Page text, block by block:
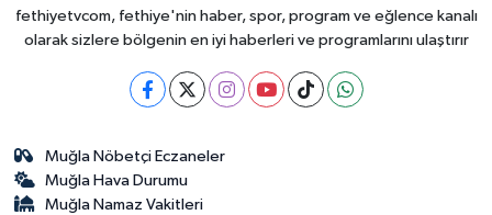
fethiyetvcom, fethiye'nin haber, spor, program ve eğlence kanalı
olarak sizlere bölgenin en iyi haberleri ve programlarını ulaştırır
Muğla Nöbetçi Eczaneler
Muğla Hava Durumu
Muğla Namaz Vakitleri